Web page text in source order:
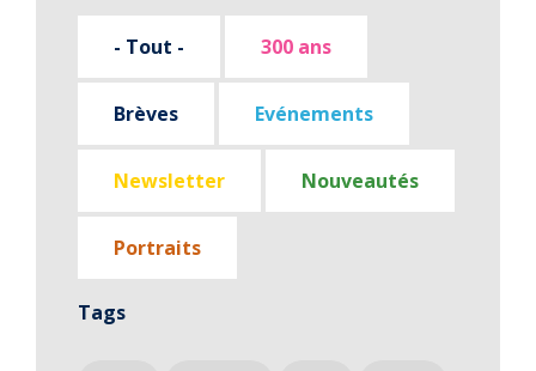
- Tout - 300 ans
Brèves Evénements
Newsletter Nouveautés
Portraits
Tags